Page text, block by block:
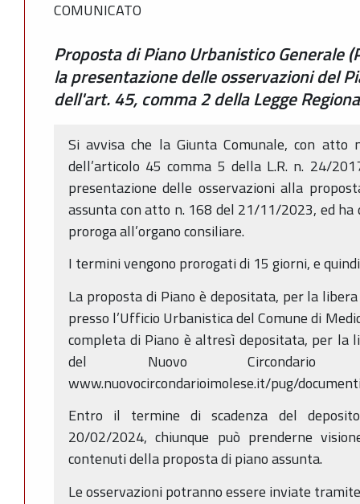
COMUNICATO
Proposta di Piano Urbanistico Generale
la presentazione delle osservazioni del
dell'art. 45, comma 2 della Legge
Si avvisa che la Giunta Comunale, con
dell’articolo 45 comma 5 della L.R. n. 24/
presentazione delle osservazioni alla
assunta con atto n. 168 del 21/11/2023, ed ha
proroga all’organo consiliare.
I termini vengono prorogati di 15 giorni, e
La proposta di Piano è depositata, per la
presso l’Ufficio Urbanistica del Comune di
completa di Piano è altresì depositata, per la
del Nuovo Circondario
www.nuovocircondarioimolese.it/pug/
Entro il termine di scadenza del
20/02/2024, chiunque può prenderne
contenuti della proposta di piano assunta.
Le osservazioni potranno essere inviate